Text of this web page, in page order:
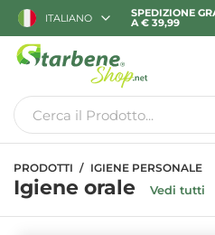
ITALIANO SPEDIZIONE
A € 39,99
PRODOTTI IGIENE PERSONALE
Igiene orale Vedi tutti